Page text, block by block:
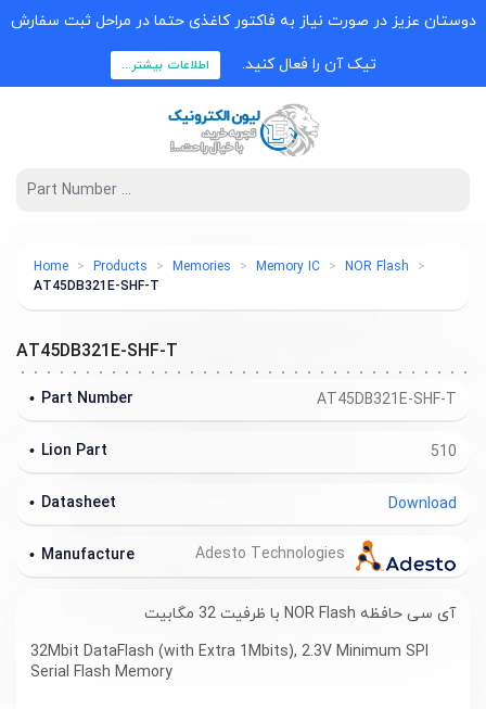
دوستان عزیز در صورت نیاز به فاکتور کاغذی حتما در مراحل ثبت سفارش
تیک آن را فعال کنید. اطلاعات بیشتر...
Home Products Memories Memory IC
NOR Flash
AT45DB321E-SHF-T
AT45DB321E-SHF-T
AT45DB321E-SHF-T
Part Number
510
Lion Part
Download
Datasheet
Manufacture
آی سی حافظه NOR Flash با ظرفیت 32 مگابیت
32Mbit DataFlash (with Extra 1Mbits), 2.3V Minimum SPI
Serial Flash Memory